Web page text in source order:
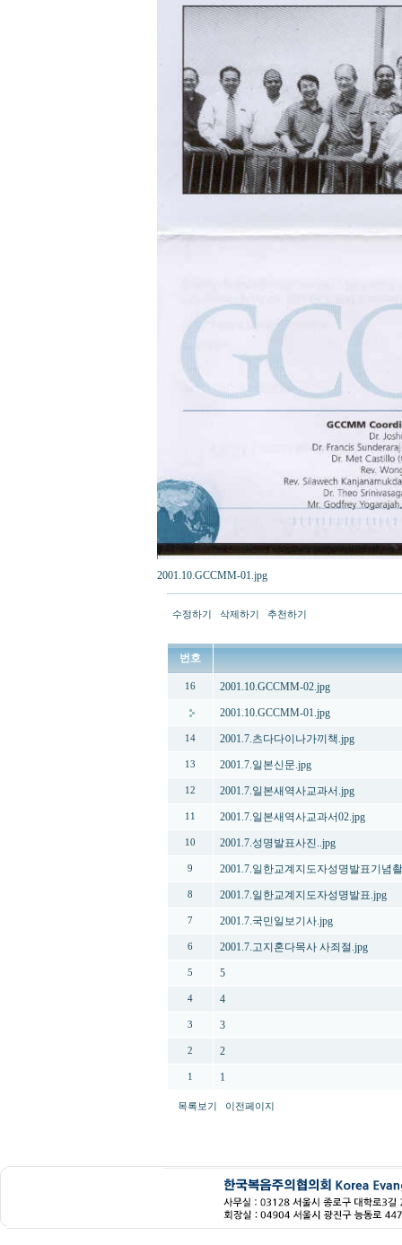
2001.10.GCCMM-01.jpg
수정하기 삭제하기 추천하기
번호
16 2001.10.GCCMM-02.jpg
2001.10.GCCMM-01.jpg
14 2001.7.츠다다이나가끼책.jpg
13 2001.7.일본신문.jpg
12 2001.7.일본새역사교과서.jpg
11 2001.7.일본새역사교과서02.jpg
10 2001.7.성명발표사진..jpg
9 2001.7.일한교계지도자성명발표기념
8 2001.7.일한교계지도자성명발표.jpg
7 2001.7.국민일보기사.jpg
6 2001.7.고지혼다목사 사죄절.jpg
5 5
4 4
3 3
2 2
1 1
목록보기 이전페이지